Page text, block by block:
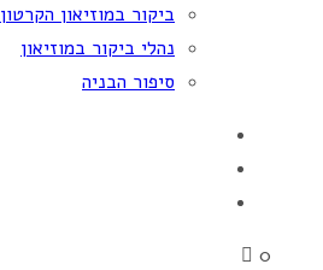
ביקור במוזיאון הקרטון
נהלי ביקור במוזיאון
סיפור הבניה
0